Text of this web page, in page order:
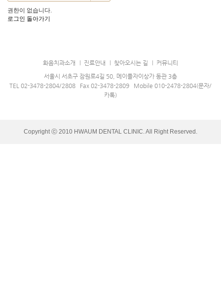
권한이 없습니다.
로그인 돌아가기
화음치과소개 진료안내 찾아오시는 길
커뮤니티
서울시 서초구 잠원로4길 50, 메이플자이상가 동관 3층
TEL 02-3478-2804/2808 Fax 02-3478-2809 Mobile 010-2478-2804(문자/
카톡)
Copyright ⓒ 2010 HWAUM DENTAL CLINIC. All Right Reserved.